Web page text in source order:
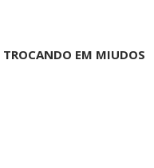
TROCANDO EM MIUDOS